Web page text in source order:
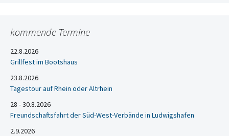
kommende Termine
22.8.2026
Grillfest im Bootshaus
23.8.2026
Tagestour auf Rhein oder Altrhein
28 - 30.8.2026
Freundschaftsfahrt der Süd-West-Verbände in Ludwigshafen
2.9.2026